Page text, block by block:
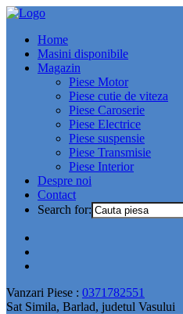
Home
Masini disponibile
Magazin
Piese Motor
Piese cutie de viteza
Piese Caroserie
Piese Electrice
Piese suspensie
Piese Transmisie
Piese Interior
Despre noi
Contact
Search for:
Vanzari Piese : 0371782551
Sat Simila, Barlad, judetul Vasului